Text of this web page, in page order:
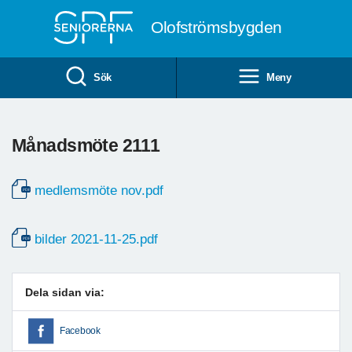
Olofströmsbygden
Sök Meny
Månadsmöte 2111
medlemsmöte nov.pdf
bilder 2021-11-25.pdf
Dela sidan via:
Facebook